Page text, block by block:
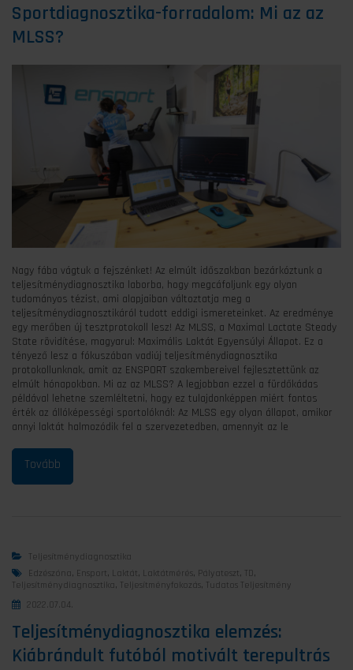
Sportdiagnosztika-forradalom: Mi az az
MLSS?
Nagy fába vágtuk a fejszénket! Az elmúlt időszakban bezárkóztunk a
teljesítménydiagnosztika laborba, hogy megcáfoljunk egy olyan
tudományos tézist, ami alapjaiban változtatja meg a
teljesítménydiagnosztikáról tudott eddigi ismereteinket. Az eredménye
egy merőben új tesztprotokoll lesz! Az MLSS, a Maximal Lactate Steady
State rövidítése, magyarul: Maximális Laktát Egyensúlyi Állapot. Ez a
tényező lesz a fókuszában vadiúj teljesítménydiagnosztika
protokollunknak, amit az ENSPORT szakembereivel fejlesztettünk az
elmúlt hónapokban. Mi az az MLSS? A legjobban ezzel a fürdőkádas
példával lehetne szemléltetni, hogy ez tulajdonképpen miért fontos
érték az állóképességi sportolóknál: Az MLSS egy olyan állapot, amikor
annyi laktát halmozódik fel a szervezetedben, amennyit az le
Teljesítménydiagnosztika
Edzészóna, Ensport , Laktát , Laktátmérés, Pályateszt , TD ,
Teljesítménydiagnosztika, Teljesítményfokozás, Tudatos Teljesítmény
2022.07.04.
Teljesítménydiagnosztika elemzés:
Kiábrándult futóból motivált terepultrás